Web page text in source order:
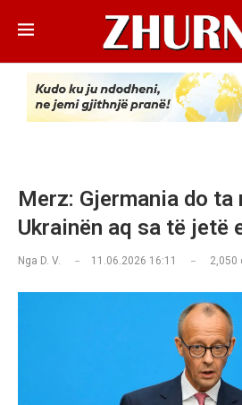
Merz: Gjermania do ta
Ukrainën aq sa të jetë
Nga D. V. 11.06.2026 16:11 2,050